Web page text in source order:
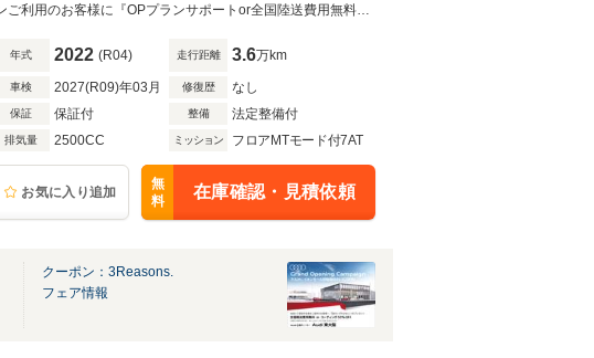
360度カメラ/スマホインターフ 大阪府四條畷市砂2丁目18-17に移転！グランドオープン！ローンご利用のお客様に『OPプランサポートor全国陸送費用無料』低金利2.99％～4.99%！各種条件ございます【Audi認定中古車】
年式 2022 (R04) 走行距離 3.6万km
車検 2027(R09)年03月 修復歴 なし
保証 保証付 整備 法定整備付
排気量 2500CC ミッション フロアMTモード付7AT
お気に入り追加
無
料
在庫確認・見積依頼
クーポン：3Reasons.
フェア情報